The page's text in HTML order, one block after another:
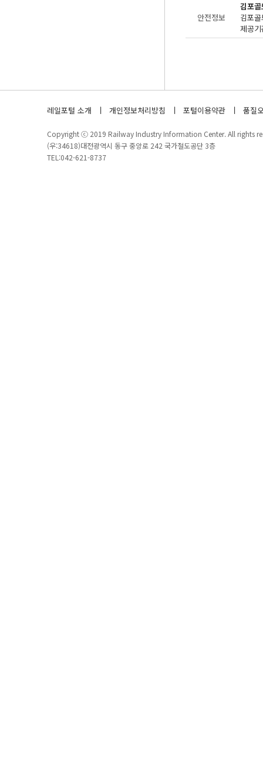
안전정보
김포
제공
레일포털 소개 개인정보처리방침 포털이용약관 품질
Copyright ⓒ 2019 Railway Industry Information Center. All rights
(우:34618)대전광역시 동구 중앙로 242 국가철도공단 3층
TEL:042-621-8737